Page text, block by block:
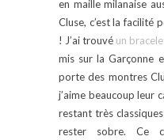
en maille milanaise
Cluse, c’est la facilité
! J’ai trouvé un
mis sur la Garçonne
porte des montres
j’aime beaucoup leur
restant très
rester sobre. Ce